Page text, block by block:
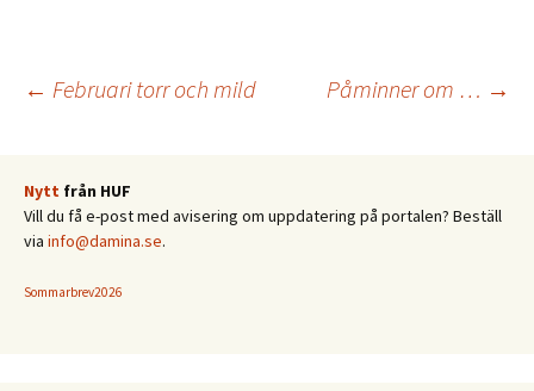
Inläggsnavigering
← Februari torr och mild Påminner om … →
Nytt från HUF
Vill du få e-post med avisering om uppdatering på portalen? Beställ
via info@damina.se.
Sommarbrev2026